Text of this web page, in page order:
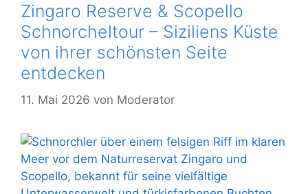
Zingaro Reserve & Scopello
Schnorcheltour – Siziliens Küste
von ihrer schönsten Seite
entdecken
11. Mai 2026 von Moderator